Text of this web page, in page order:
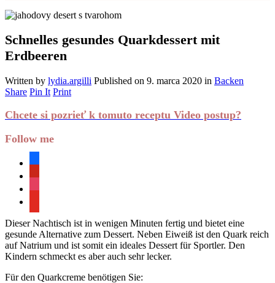
Schnelles gesundes Quarkdessert mit
Erdbeeren
Written by lydia.argilli Published on 9. marca 2020 in Backen
Share Pin It Print
Chcete si pozrieť k tomuto receptu Video postup?
Follow me
Dieser Nachtisch ist in wenigen Minuten fertig und bietet eine
gesunde Alternative zum Dessert. Neben Eiweiß ist den Quark reich
auf Natrium und ist somit ein ideales Dessert für Sportler. Den
Kindern schmeckt es aber auch sehr lecker.
Für den Quarkcreme benötigen Sie: